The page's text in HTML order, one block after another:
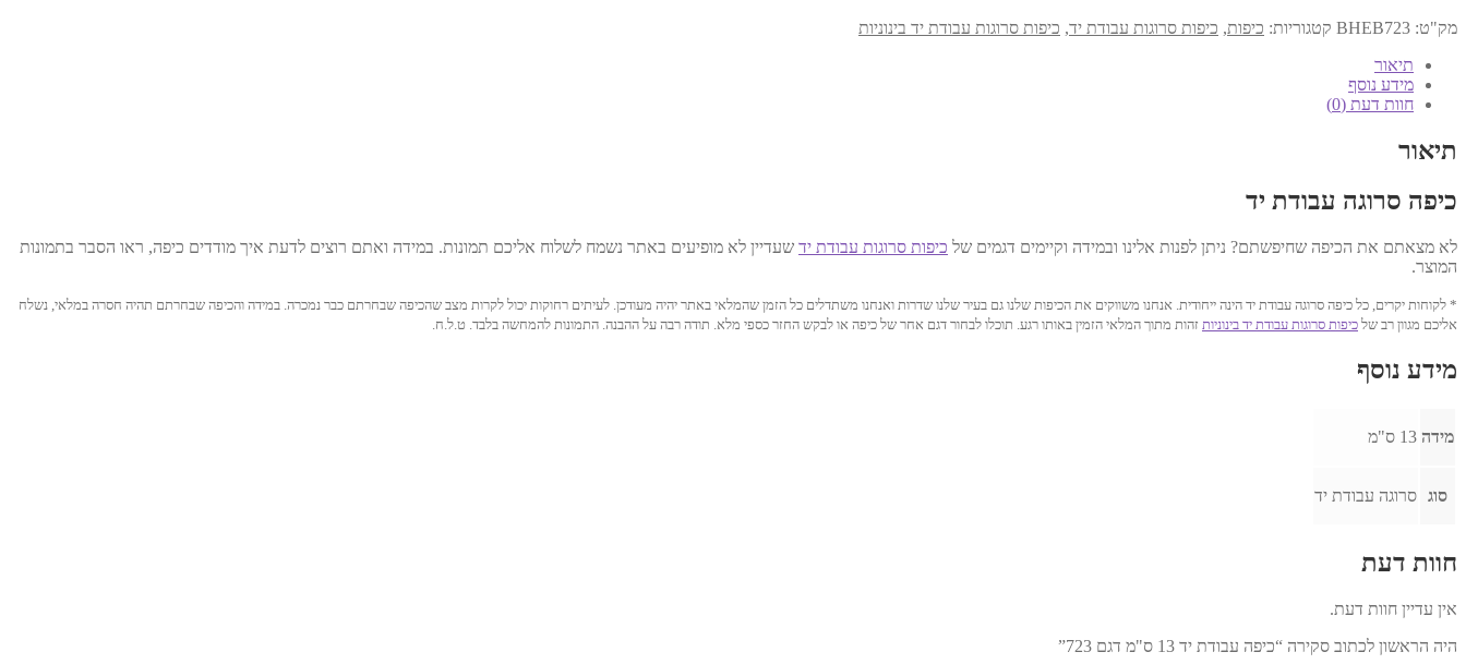
עבודת
מק"ט: BHEB723 קטגוריות: כיפות, כיפות סרוגות עבודת יד, כיפות סרוגות עבודת יד בינוניות
תיאור
מידע נוסף
חוות דעת (0)
תיאור
כיפה סרוגה עבודת יד
לא מצאתם את הכיפה שחיפשתם? ניתן לפנות אלינו ובמידה וקיימים דגמים של כיפות סרוגות עבודת יד שעדיין לא מופיעים באתר נשמח לשלוח אליכם תמונות. במידה ואתם רוצים לדעת איך מודדים כיפה, ראו הסבר בתמונות
המוצר.
* לקוחות יקרים, כל כיפה סרוגה עבודת יד הינה ייחודית. אנחנו משווקים את הכיפות שלנו גם בעיר שלנו שדרות ואנחנו משתדלים כל הזמן שהמלאי באתר יהיה מעודכן. לעיתים רחוקות יכול לקרות מצב שהכיפה שבחרתם כבר נמכרה. במידה והכיפה שבחרתם תהיה חסרה במלאי, נשלח
אליכם מגוון רב של כיפות סרוגות עבודת יד בינוניות זהות מתוך המלאי הזמין באותו רגע. תוכלו לבחור דגם אחר של כיפה או לבקש החזר כספי מלא. תודה רבה על ההבנה. התמונות להמחשה בלבד. ט.ל.ח.
מידע נוסף
מידה 13 ס"מ
סוג סרוגה עבודת יד
חוות דעת
אין עדיין חוות דעת.
היה הראשון לכתוב סקירה “כיפה עבודת יד 13 ס"מ דגם 723”